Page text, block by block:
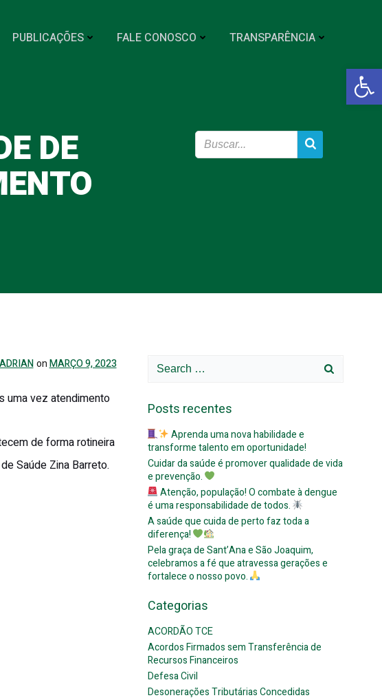
Abrir
PUBLICAÇÕES FALE CONOSCO TRANSPARÊNCIA
DE
ADRIAN onMARÇO 9, 2023
uma vez atendimento
de forma rotineira
Saúde Zina Barreto.
Search
Posts recentes
Aprenda uma nova habilidade e
transforme talento em oportunidade!
Cuidar da saúde é promover qualidade de vida
e prevenção.
Atenção, população! O combate à dengue
é uma responsabilidade de todos.
A saúde que cuida de perto faz toda a
diferença!
Pela graça de Sant’Ana e São Joaquim,
celebramos a fé que atravessa gerações e
fortalece o nosso povo.
Categorias
ACORDÃO TCE
Acordos Firmados sem Transferência de
Recursos Financeiros
Defesa Civil
Desonerações Tributárias Concedidas